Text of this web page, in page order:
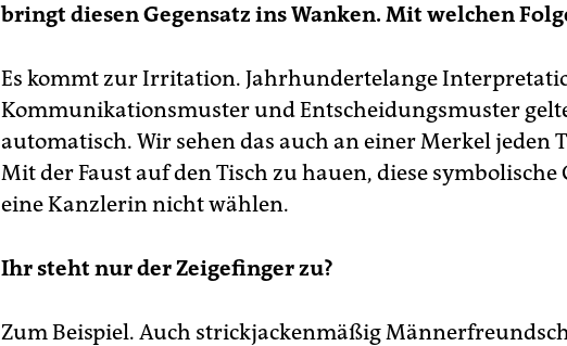
bringt diesen Gegensatz ins Wanken. Mit welchen
Es kommt zur Irritation. Jahrhundertelange
Kommunikationsmuster und Entscheidungsmuster
automatisch. Wir sehen das auch an einer Merkel jeden
Mit der Faust auf den Tisch zu hauen, diese symbolische
eine Kanzlerin nicht wählen.
Ihr steht nur der Zeigefinger zu?
Zum Beispiel. Auch strickjackenmäßig